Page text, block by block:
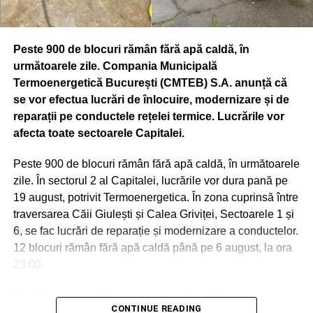
Municipiului Bucureşti. În cadrul proiectului vor fi
itinerante proprii referitoare la istoria Jandarmeriei
(uniforme naţionale şi internaţionale), puse la dispoziţie
de Inspectoratul General al Jandarmeriei Române,
materiale şi machete puse la dispoziţie de Institutul
Astronomic al Academiei Române şi de Observatorul
Astronomic Amiral Vasile Urseanu – Muzeul Municipiului
Societatea de Transport Bucureşti.
CASA DINU LIPATTI (BD. LASCĂR CATARGIU, NR. 12)
Vineri, 20 septembrie, ora 18.00 – „Zilele Bucureştiului” la
Casa Dinu Lipatti – Recital Tinere Talente. Eveniment
organizat de Muzeul Municipiului Bucureşti şi Fundaţia
Regală Margareta a României. Accesul este gratuit în
Solişti: Iuliana Ioana (soprană), Olga Florea (soprană),
Peste 900 de blocuri rămân fără apă caldă, în
următoarele zile. Compania Municipală
Termoenergetică București (CMTEB) S.A. anunță că
se vor efectua lucrări de înlocuire, modernizare și de
reparații pe conductele rețelei termice. Lucrările vor
afecta toate sectoarele Capitalei.
Peste 900 de blocuri rămân fără apă caldă, în următoarele
zile. În sectorul 2 al Capitalei, lucrările vor dura pană pe
19 august, potrivit Termoenergetica. În zona cuprinsă între
traversarea Căii Giulești și Calea Griviței, Sectoarele 1 și
6, se fac lucrări de reparație și modernizare a conductelor.
12 blocuri rămân fără apă caldă până pe 6 august, la ora
23:00.
Anul de punere în funcțiune a conductei din această zonă
CONTINUE READING